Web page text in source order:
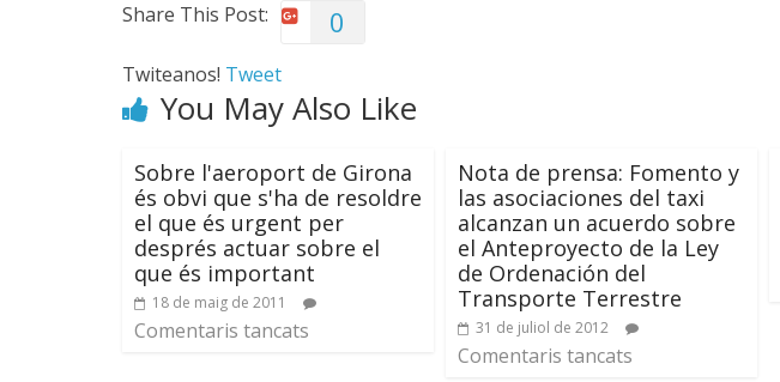
Share This Post: 0
Twiteanos! Tweet
You May Also Like
Sobre l'aeroport de Girona
és obvi que s'ha de resoldre
el que és urgent per
després actuar sobre el
que és important
18 de maig de 2011
Comentaris tancats
Nota de prensa: Fomento y
las asociaciones del taxi
alcanzan un acuerdo sobre
el Anteproyecto de la Ley
de Ordenación del
Transporte Terrestre
31 de juliol de 2012
Comentaris tancats